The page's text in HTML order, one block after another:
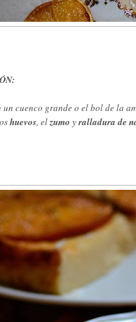
un cuenco grande o el bol de la
huevos, elzumo yralladura de